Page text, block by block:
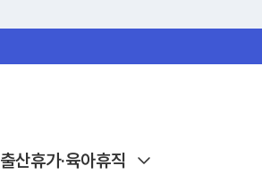
출산휴가·육아휴직